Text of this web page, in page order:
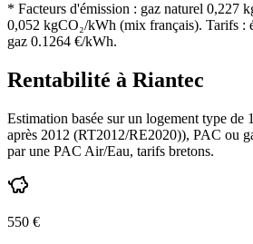
* Facteurs d'émission : gaz naturel 0,227
0,052 kgCO₂/kWh (mix français). Tarifs :
gaz 0.1264 €/kWh.
Rentabilité à Riantec
Estimation basée sur un logement type de
après 2012 (RT2012/RE2020)), PAC ou
par une PAC Air/Eau, tarifs bretons.
550 €